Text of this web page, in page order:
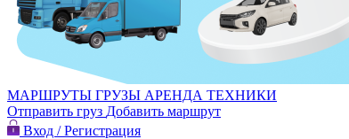
МАРШРУТЫ ГРУЗЫ АРЕНДА ТЕХНИКИ
Отправить груз Добавить маршрут
Вход / Регистрация